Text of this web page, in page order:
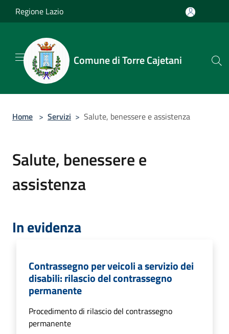
Salta al contenuto principale
Regione Lazio
Comune di Torre Cajetani
Home > Servizi > Salute, benessere e assistenza
Salute, benessere e
assistenza
In evidenza
Contrassegno per veicoli a servizio dei
disabili: rilascio del contrassegno
permanente
Procedimento di rilascio del contrassegno
permanente